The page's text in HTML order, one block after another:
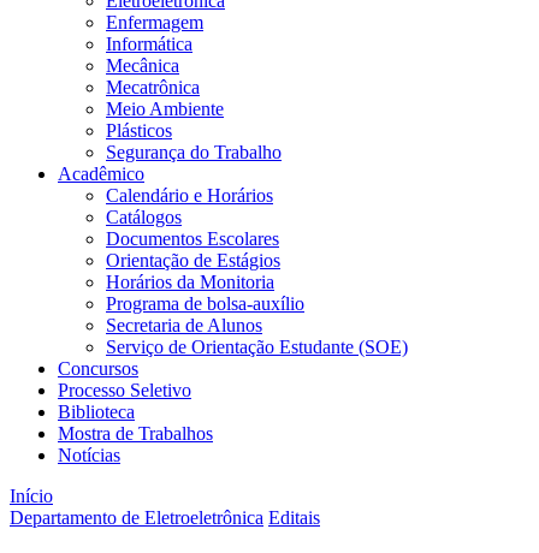
Enfermagem
Informática
Mecânica
Mecatrônica
Meio Ambiente
Plásticos
Segurança do Trabalho
Acadêmico
Calendário e Horários
Catálogos
Documentos Escolares
Orientação de Estágios
Horários da Monitoria
Programa de bolsa-auxílio
Secretaria de Alunos
Serviço de Orientação Estudante (SOE)
Concursos
Processo Seletivo
Biblioteca
Mostra de Trabalhos
Notícias
Início
Departamento de Eletroeletrônica Editais